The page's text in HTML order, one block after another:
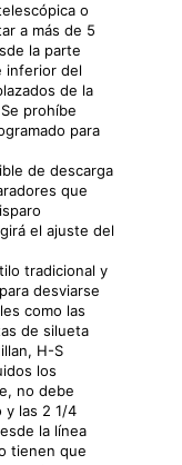
o
a más de 5
la parte
inferior del
de la
prohíbe
para
de descarga
que
el ajuste del
tradicional y
desviarse
como las
de silueta
H-S
los
no debe
y las 2 1/4
la línea
tienen que